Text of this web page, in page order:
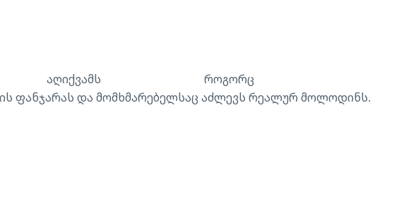
როგორც
ფანჯარას და მომხმარებელსაც აძლევს რეალურ მოლოდინს.